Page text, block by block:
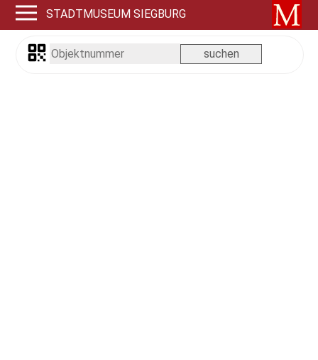
STADTMUSEUM SIEGBURG